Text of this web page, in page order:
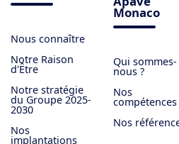
Nous connaître
Notre Raison
d'Être
Notre stratégie
du Groupe 2025-
2030
Nos
implantations
Monaco
Qui sommes-
nous ?
Nos
compétences
Nos